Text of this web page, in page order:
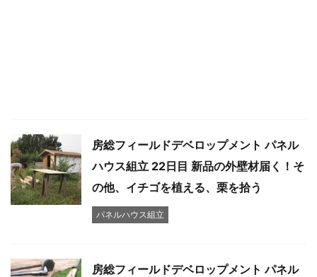
房総フィールドデベロップメント パネル
ハウス組立 22日目 新品の外壁材届く！そ
の他、イチゴを植える、栗を拾う
パネルハウス組立
房総フィールドデベロップメント パネル